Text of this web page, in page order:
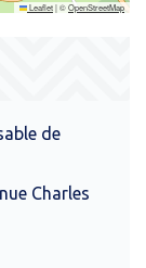
Leaflet|©OpenStreetMap
de
Charles